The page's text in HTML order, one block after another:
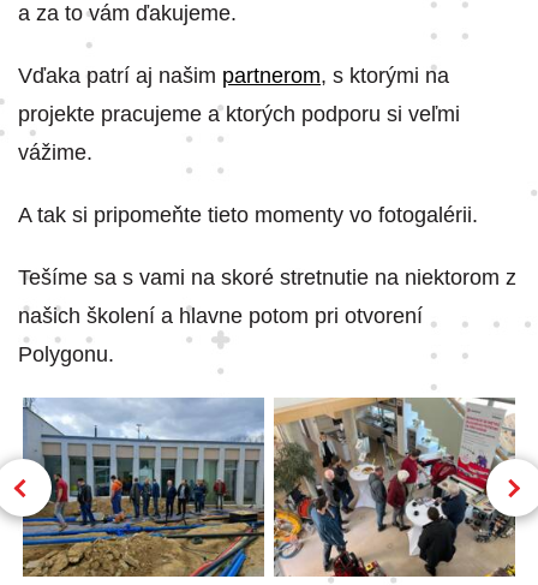
a za to vám ďakujeme.
Vďaka patrí aj našim partnerom, s ktorými na
projekte pracujeme a ktorých podporu si veľmi
vážime.
A tak si pripomeňte tieto momenty vo fotogalérii.
Tešíme sa s vami na skoré stretnutie na niektorom z
našich školení a hlavne potom pri otvorení
Polygonu.